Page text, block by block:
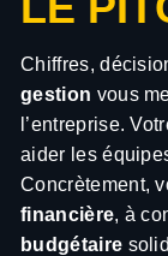
Chiffres,
gestion vous
l’entreprise.
aider les
Concrètement,
financière, à
budgétaire